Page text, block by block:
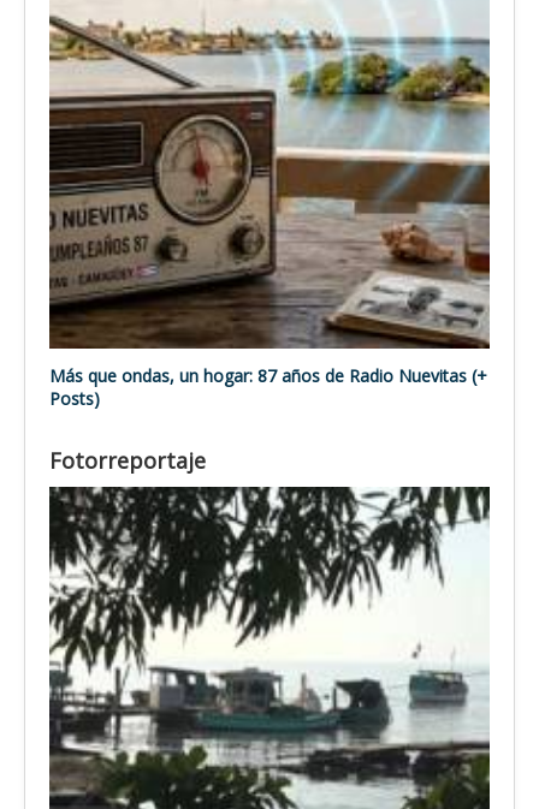
Más que ondas, un hogar: 87 años de Radio Nuevitas (+
Posts)
Fotorreportaje